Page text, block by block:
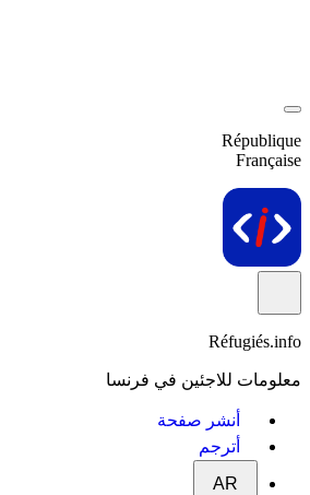
République
Française
Réfugiés.info
معلومات للاجئين في فرنسا
أنشر صفحة
أترجم
AR